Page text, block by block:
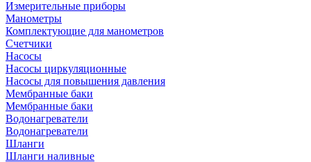
Измерительные приборы
Манометры
Комплектующие для манометров
Счетчики
Насосы
Насосы циркуляционные
Насосы для повышения давления
Мембранные баки
Мембранные баки
Водонагреватели
Водонагреватели
Шланги
Шланги наливные